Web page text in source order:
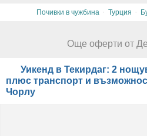
Почивки в чужбина · Турция ·
Още оферти от
Уикенд в Текирдаг: 2
плюс транспорт и
Чорлу